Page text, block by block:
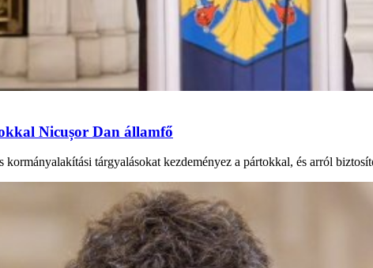
Nicușor Dan államfő
tárgyalásokat kezdeményez a pártokkal, és arról